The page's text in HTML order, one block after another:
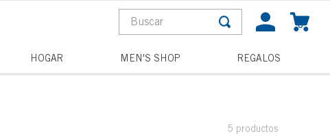
Buscar
0
HOGAR MEN'S SHOP REGALOS
5 productos